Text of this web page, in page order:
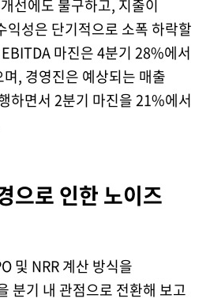
선에도 불구하고, 지출이
익성은 단기적으로 소폭 하락할
마진은 4분기 28%에서
, 경영진은 예상되는 매출
하면서 2분기 마진을 21%에서
으로 인한 노이즈
및 NRR 계산 방식을
분기 내 관점으로 전환해 보고